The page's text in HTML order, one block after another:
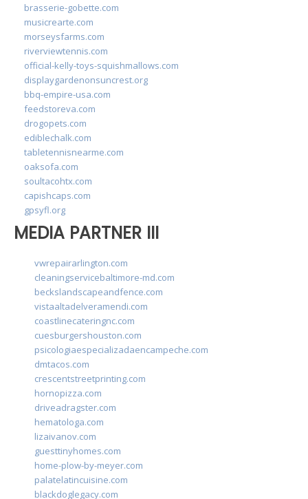
brasserie-gobette.com
musicrearte.com
morseysfarms.com
riverviewtennis.com
official-kelly-toys-squishmallows.com
displaygardenonsuncrest.org
bbq-empire-usa.com
feedstoreva.com
drogopets.com
ediblechalk.com
tabletennisnearme.com
oaksofa.com
soultacohtx.com
capishcaps.com
gpsyfl.org
MEDIA PARTNER III
vwrepairarlington.com
cleaningservicebaltimore-md.com
beckslandscapeandfence.com
vistaaltadelveramendi.com
coastlinecateringnc.com
cuesburgershouston.com
psicologiaespecializadaencampeche.com
dmtacos.com
crescentstreetprinting.com
hornopizza.com
driveadragster.com
hematologa.com
lizaivanov.com
guesttinyhomes.com
home-plow-by-meyer.com
palatelatincuisine.com
blackdoglegacy.com